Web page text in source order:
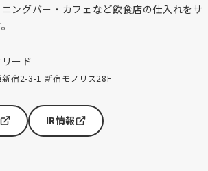
ングバー・カフェなど飲食店の仕入れをサ
ード
新宿2-3-1 新宿モノリス28F
IR情報